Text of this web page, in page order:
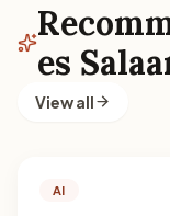
es
View all
AI